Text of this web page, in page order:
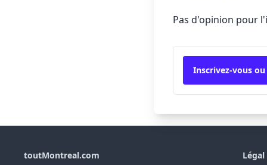
Pas d'opinion pour
Inscrivez-vous
toutMontreal.com Légal